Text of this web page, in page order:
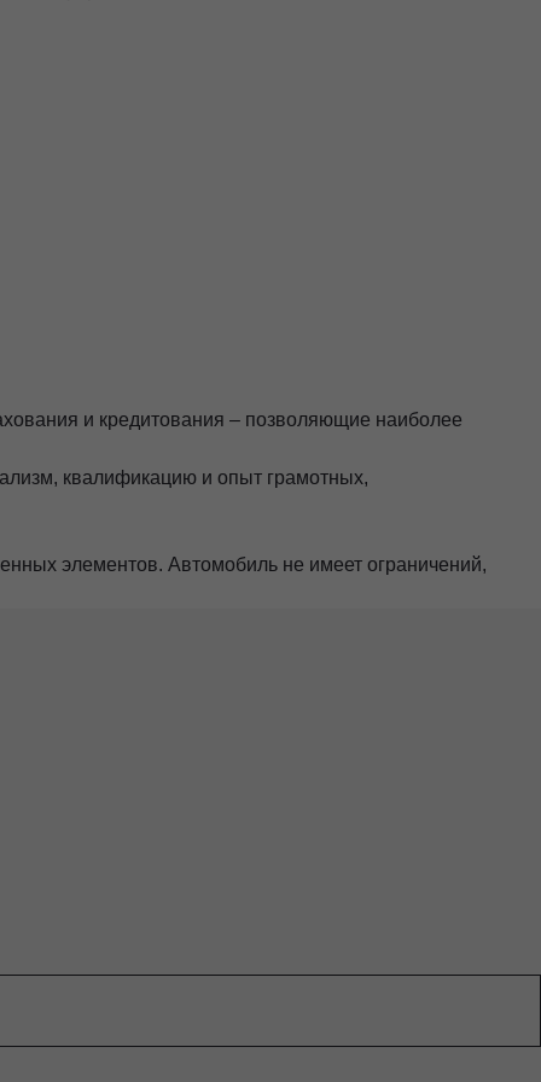
и кредитования – позволяющие наиболее
квалификацию и опыт грамотных,
элементов. Автомобиль не имеет ограничений,